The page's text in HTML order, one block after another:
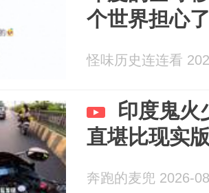
个世界担心
怪味历史连连看
印度鬼火
直堪比现实
奔跑的麦兜 2026-